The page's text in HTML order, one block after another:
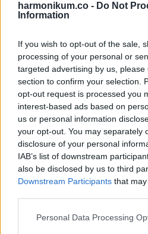
harmonikum.co - Do Not
Information
If you wish to opt-out of the sale,
processing of your personal or
targeted advertising by us,
section to confirm your selection.
opt-out request is processed you
interest-based ads based on
us or personal information
your opt-out. You may separately
disclosure of your personal
IAB’s list of downstream
also be disclosed by us to third
Downstream Participants that
Please note that this website/app
Personal Data Processing
WhatsappReddit
ELŐZŐ POSZT
Lefogysz, mint a villám,
is védi! Így táplálkozz
megfelelően: